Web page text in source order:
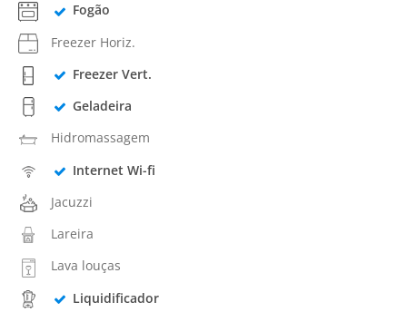
Fogão
Freezer Horiz.
Freezer Vert.
Geladeira
Hidromassagem
Internet Wi-fi
Jacuzzi
Lareira
Lava louças
Liquidificador